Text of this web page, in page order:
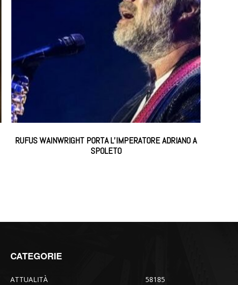
RUFUS WAINWRIGHT PORTA L’IMPERATORE ADRIANO A
SPOLETO
CATEGORIE
ATTUALITÀ
58185